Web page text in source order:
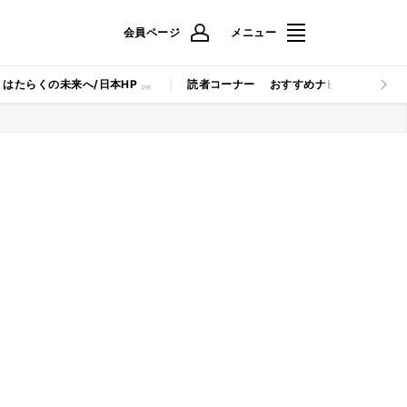
会員ページ メニュー
はたらくの未来へ/日本HP 読者コーナー おすすめナビ マイナビ